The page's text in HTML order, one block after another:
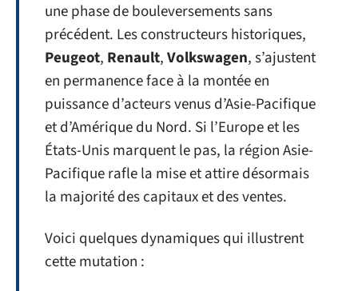
une phase de bouleversements sans
précédent. Les constructeurs historiques,
Peugeot, Renault,Volkswagen, s’ajustent
en permanence face à la montée en
puissance d’acteurs venus d’Asie-Pacifique
et d’Amérique du Nord. Si l’Europe et les
États-Unis marquent le pas, la région Asie-
Pacifique rafle la mise et attire désormais
la majorité des capitaux et des ventes.
Voici quelques dynamiques qui illustrent
cette mutation :